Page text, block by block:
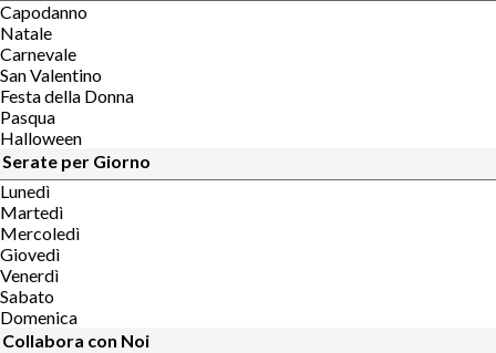
Capodanno
Natale
Carnevale
San Valentino
Festa della Donna
Pasqua
Halloween
Serate per Giorno
Lunedì
Martedì
Mercoledì
Giovedì
Venerdì
Sabato
Domenica
Collabora con Noi